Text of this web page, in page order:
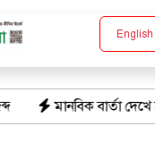
English
দেখে হাসপাতালে